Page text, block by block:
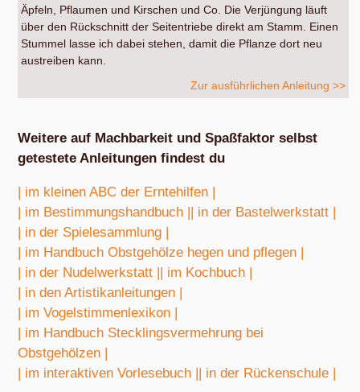
Äpfeln, Pflaumen und Kirschen und Co. Die Verjüngung läuft
über den Rückschnitt der Seitentriebe direkt am Stamm. Einen
Stummel lasse ich dabei stehen, damit die Pflanze dort neu
austreiben kann.
Zur ausführlichen Anleitung >>
Weitere auf Machbarkeit und Spaßfaktor selbst
getestete Anleitungen findest du
| im kleinen ABC der Erntehilfen |
| im Bestimmungshandbuch |
| in der Bastelwerkstatt |
| in der Spielesammlung |
| im Handbuch Obstgehölze hegen und pflegen |
| in der Nudelwerkstatt |
| im Kochbuch |
| in den Artistikanleitungen |
| im Vogelstimmenlexikon |
| im Handbuch Stecklingsvermehrung bei
Obstgehölzen |
| im interaktiven Vorlesebuch |
| in der Rückenschule |